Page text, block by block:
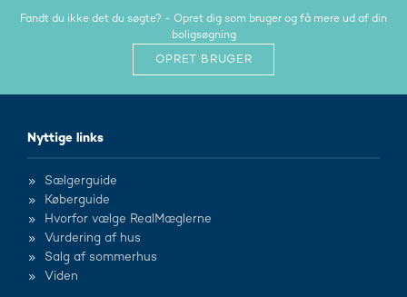
Fandt du ikke det du søgte? - Opret dig som bruger og få mere ud af din
boligsøgning
OPRET BRUGER
Nyttige links
Sælgerguide
Køberguide
Hvorfor vælge RealMæglerne
Vurdering af hus
Salg af sommerhus
Viden